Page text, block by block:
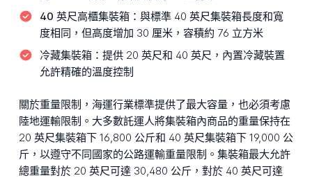
40 英尺高櫃集裝箱： 與標準 40 英尺集裝箱長度和寬
度相同，但高度增加 30 厘米，容積約 76 立方米
冷藏集裝箱： 提供 20 英尺和 40 英尺，內置冷藏裝置
允許精確的溫度控制
關於重量限制，海運行業標準提供了最大容量，也必須考慮
陸地運輸限制。大多數託運人將集裝箱內商品的重量保持在
20 英尺集裝箱下 16,800 公斤和 40 英尺集裝箱下 19,000 公
斤，以遵守不同國家的公路運輸重量限制。集裝箱最大允許
總重量對於 20 英尺可達 30,480 公斤，對於 40 英尺可達